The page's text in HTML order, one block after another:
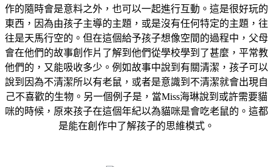
作的隨時會是意料之外，也可以一起進行互動。這是很好玩的
東西，因為由孩子主導的主題，或是沒有任何特定的主題，往
往是天馬行空的。但在這個給予孩子想像空間的過程中，父母
會在他們的故事創作片了解到他們從學校學到了甚麼，平常教
他們的，又能吸收多少。例如故事中說到有關清潔，孩子可以
說到因為不清潔所以有老鼠，或者是意識到不清潔就會出現自
己不喜歡的生物。另一個例子是，當Miss海琳說到或許需要貓
咪的時候，原來孩子在這個年紀以為貓咪是會吃老鼠的。這都
是能在創作中了解孩子的思維模式。